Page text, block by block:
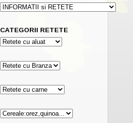
CATEGORII RETETE